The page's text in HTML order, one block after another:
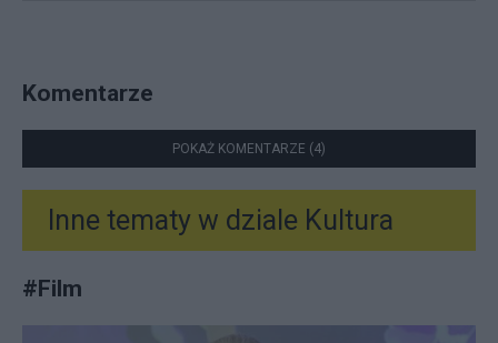
Komentarze
POKAŻ KOMENTARZE (4)
Inne tematy w dziale Kultura
#Film